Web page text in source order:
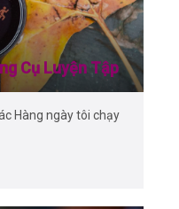
Cụ Luyện Tập
Hàng ngày tôi chạy